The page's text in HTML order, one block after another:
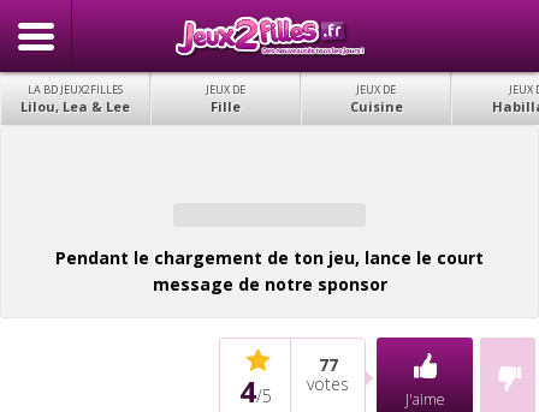
LA BD JEUX2FILLES
Lilou, Lea & Lee
JEUX DE
Fille
JEUX DE
Cuisine
JEUX
Pendant le chargement de ton jeu, lance le court
message de notre sponsor
4/5
77
votes
J'aime